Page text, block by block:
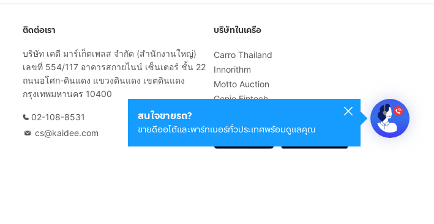
สนใจขายรถ?
ขายดีออโต้และพาร์ทเนอร์ทั่วประเทศพร้อมดูแลคุณ
ติดต่อเรา
บริษัท เคดี มาร์เก็ตเพลส จำกัด (สำนักงานใหญ่)
เลขที่ 554/117 อาคารสกายไนน์ เซ็นเตอร์ ชั้น 22
ถนนอโศก-ดินแดง แขวงดินแดง เขตดินแดง
กรุงเทพมหานคร 10400
02-108-8531
cs@kaidee.com
บริษัทในเครือ
Carro Thailand
Innorithm
Motto Auction
Genie Fintech